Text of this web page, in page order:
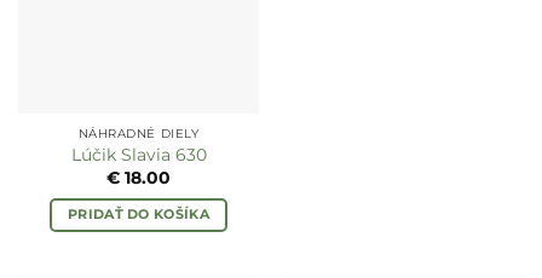
NÁHRADNÉ DIELY
Lúčik Slavia 630
€ 18.00
PRIDAŤ DO KOŠÍKA